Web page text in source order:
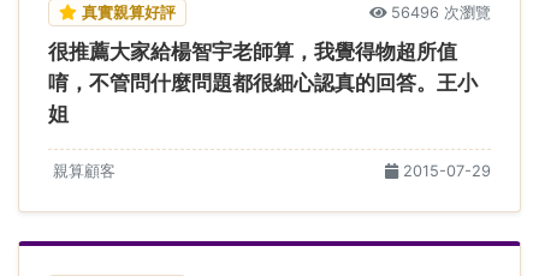
真實親算好評 56496 次瀏覽
很推薦大家給楊智宇老師算，我覺得物超所值
唷，不管問什麼問題都很細心認真的回答。王小
姐
親算顧客 2015-07-29